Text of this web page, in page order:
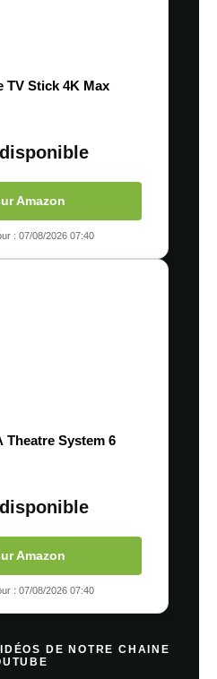
TV Stick 4K Max
Amazon
: 07/08/2026 07:40
Theatre System 6
Amazon
: 07/08/2026 07:40
DE NOTRE CHAINE